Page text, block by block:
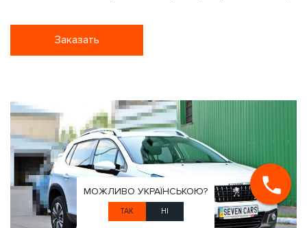
МОЖЛИВО УКРАЇНСЬКОЮ?
ТАК НІ
Заказать